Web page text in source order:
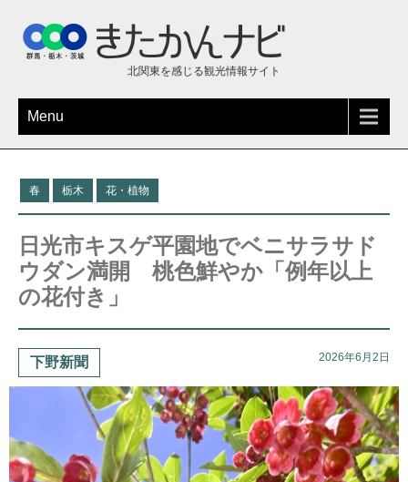
北関東を感じる観光情報サイト
Menu
春 栃木 花・植物
日光市キスゲ平園地でベニサラサド
ウダン満開 桃色鮮やか「例年以上
の花付き」
下野新聞 2026年6月2日